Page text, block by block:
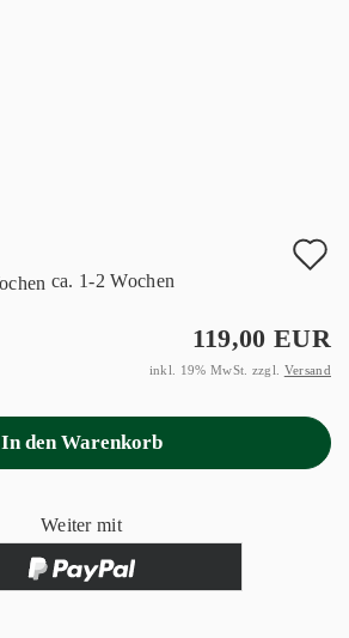
ca. 1-2 Wochen
119,00 EUR
inkl. 19% MwSt. zzgl. Versand
In den Warenkorb
Weiter mit